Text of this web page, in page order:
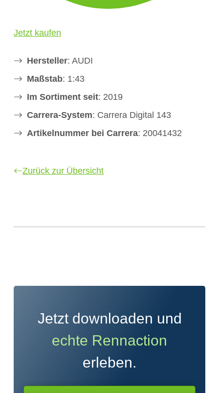
Jetzt kaufen
Hersteller: AUDI
Maßstab: 1:43
Im Sortiment seit: 2019
Carrera-System: Carrera Digital 143
Artikelnummer bei Carrera: 20041432
Zurück zur Übersicht
Jetzt downloaden und
echte Rennaction
erleben.